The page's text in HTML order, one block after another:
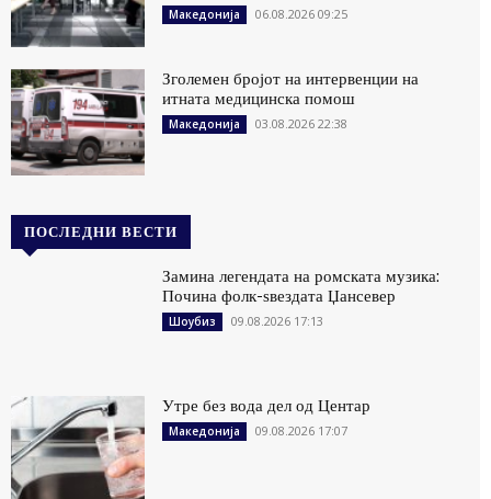
Македонија 06.08.2026 09:25
Зголемен бројот на интервенции на
итната медицинска помош
Македонија 03.08.2026 22:38
ПОСЛЕДНИ ВЕСТИ
Замина легендата на ромската музика:
Почина фолк-ѕвездата Џансевер
Шоубиз 09.08.2026 17:13
Утре без вода дел од Центар
Македонија 09.08.2026 17:07